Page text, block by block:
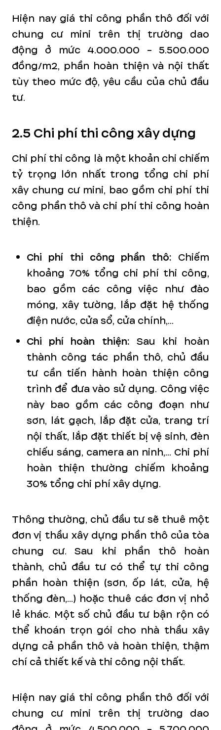
Hiện nay giá thi công phần thô đối với
chung cư mini trên thị trường dao
động ở mức 4.000.000 - 5.500.000
đồng/m2, phần hoàn thiện và nội thất
tùy theo mức độ, yêu cầu của chủ đầu
tư.
2.5 Chi phí thi công xây dựng
Chi phí thi công là một khoản chi chiếm
tỷ trọng lớn nhất trong tổng chi phí
xây chung cư mini, bao gồm chi phí thi
công phần thô và chi phí thi công hoàn
thiện.
Chi phí thi công phần thô: Chiếm
khoảng 70% tổng chi phí thi công,
bao gồm các công việc như đào
móng, xây tường, lắp đặt hệ thống
điện nước, cửa sổ, cửa chính,...
Chi phí hoàn thiện: Sau khi hoàn
thành công tác phần thô, chủ đầu
tư cần tiến hành hoàn thiện công
trình để đưa vào sử dụng. Công việc
này bao gồm các công đoạn như
sơn, lát gạch, lắp đặt cửa, trang trí
nội thất, lắp đặt thiết bị vệ sinh, đèn
chiếu sáng, camera an ninh,... Chi phí
hoàn thiện thường chiếm khoảng
30% tổng chi phí xây dựng.
Thông thường, chủ đầu tư sẽ thuê một
đơn vị thầu xây dựng phần thô của tòa
chung cư. Sau khi phần thô hoàn
thành, chủ đầu tư có thể tự thi công
phần hoàn thiện (sơn, ốp lát, cửa, hệ
thống đèn,...) hoặc thuê các đơn vị nhỏ
lẻ khác. Một số chủ đầu tư bận rộn có
thể khoán trọn gói cho nhà thầu xây
dựng cả phần thô và hoàn thiện, thậm
chí cả thiết kế và thi công nội thất.
Hiện nay giá thi công phần thô đối với
chung cư mini trên thị trường dao